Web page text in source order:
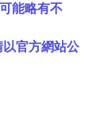
能略有不
以官方網站公